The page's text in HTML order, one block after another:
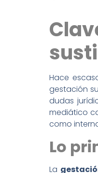
Hace
gestación
dudas
mediático
como
Lo
La